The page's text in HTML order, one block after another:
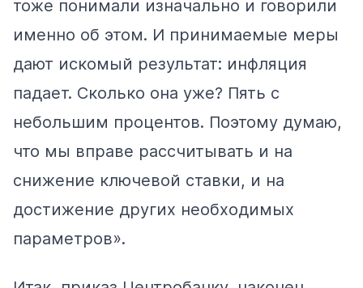
тоже понимали изначально и говорили
именно об этом. И принимаемые меры
дают искомый результат: инфляция
падает. Сколько она уже? Пять с
небольшим процентов. Поэтому думаю,
что мы вправе рассчитывать и на
снижение ключевой ставки, и на
достижение других необходимых
параметров».